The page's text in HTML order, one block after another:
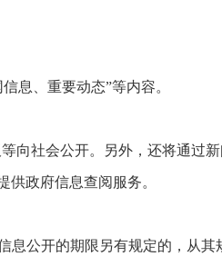
息、重要动态”等内容。
向社会公开。另外，还将通过
政府信息查阅服务。
公开的期限另有规定的，从其